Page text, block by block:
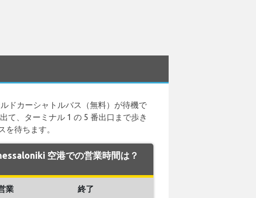
ドカーシャトルバス（無料）が待機で
て、ターミナル 1 の 5 番出口まで歩き
待ちます。
空港での営業時間は？
業 終了